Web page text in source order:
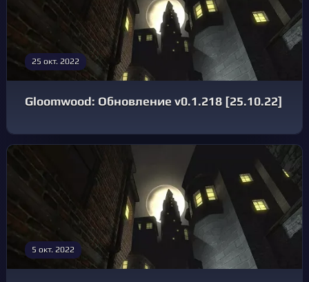
25 окт. 2022
Gloomwood: Обновление v0.1.218 [25.10.22]
5 окт. 2022